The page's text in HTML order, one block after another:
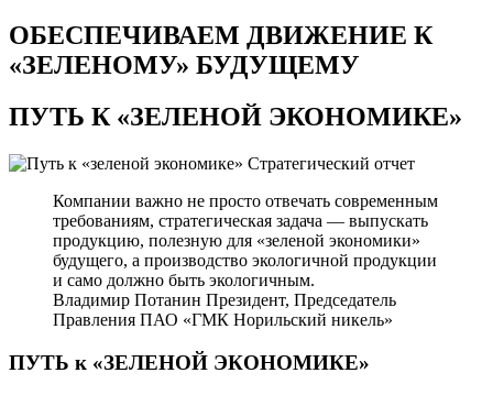
ОБЕСПЕЧИВАЕМ ДВИЖЕНИЕ К
«ЗЕЛЕНОМУ» БУДУЩЕМУ
ПУТЬ К«ЗЕЛЕНОЙ ЭКОНОМИКЕ»
Стратегический отчет
Компании важно не просто отвечать современным
требованиям, стратегическая задача — выпускать
продукцию, полезную для «зеленой экономики»
будущего, а производство экологичной продукции
и само должно быть экологичным.
Владимир Потанин Президент, Председатель
Правления ПАО «ГМК Норильский никель»
ПУТЬ к «ЗЕЛЕНОЙ ЭКОНОМИКЕ»